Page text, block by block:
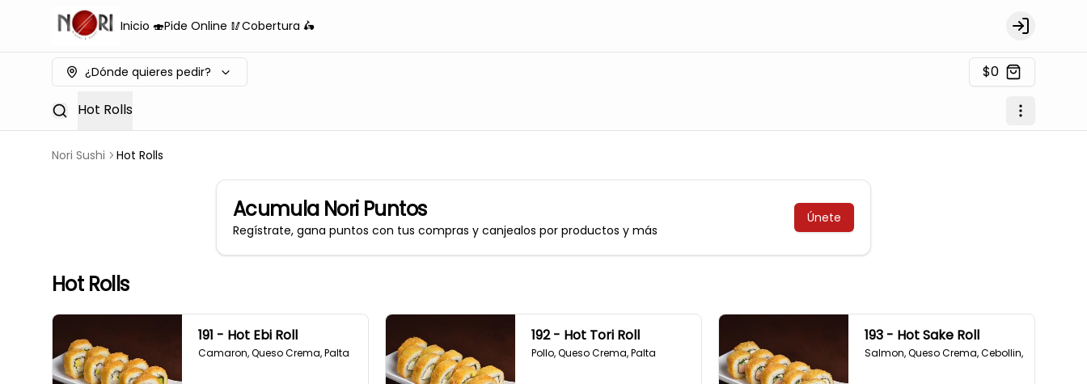
Inicio 🍣Pide Online 🥢Cobertura 🛵 Login
¿Dónde quieres pedir? $0
Hot Rolls
Nori Sushi Hot Rolls
Acumula Nori Puntos
Regístrate, gana puntos con tus compras y canjealos por productos y más
Únete
Hot Rolls
191 - Hot Ebi Roll
Camaron, Queso Crema, Palta
192 - Hot Tori Roll
Pollo, Queso Crema, Palta
193 - Hot Sake Roll
Salmon, Queso Crema, Cebollin,